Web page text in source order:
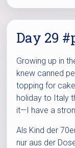
Day 29
Growing up in
knew canned
topping for
holiday to Italy
it—I have a
Als Kind der
nur aus der